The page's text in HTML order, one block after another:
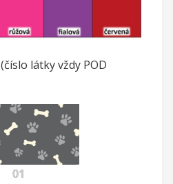
(číslo látky vždy POD
01